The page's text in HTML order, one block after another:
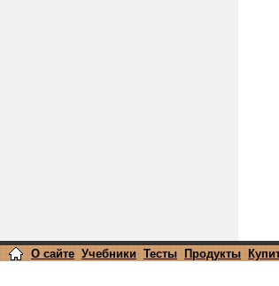
О сайте Учебники Тесты Продукты